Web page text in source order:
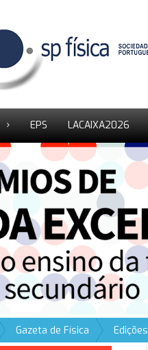
EPS LACAIXA2026
Gazeta de Física Edições